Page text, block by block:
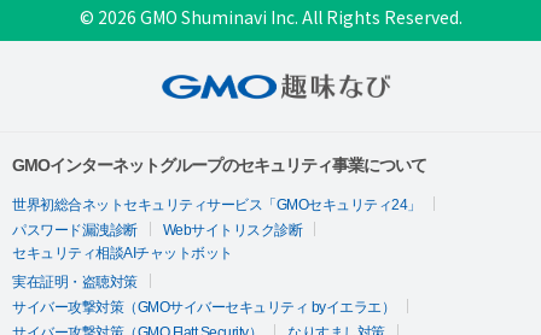
© 2026 GMO Shuminavi Inc. All Rights Reserved.